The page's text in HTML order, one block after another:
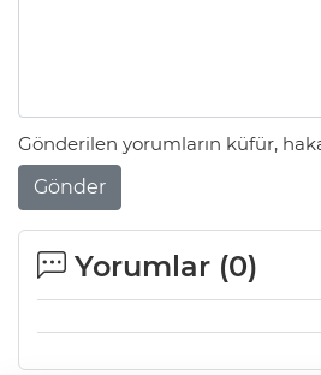
Gönderilen yorumların küfür,
Gönder
Yorumlar (0)